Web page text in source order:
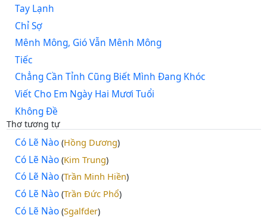
Tay Lạnh
Chỉ Sợ
Mênh Mông, Gió Vẫn Mênh Mông
Tiếc
Chẳng Cần Tỉnh Cũng Biết Mình Đang Khóc
Viết Cho Em Ngày Hai Mươi Tuổi
Không Đề
Thơ tương tự
Có Lẽ Nào(Hồng Dương)
Có Lẽ Nào(Kim Trung)
Có Lẽ Nào(Trần Minh Hiền)
Có Lẽ Nào(Trần Đức Phổ)
Có Lẽ Nào(Sgalfder)